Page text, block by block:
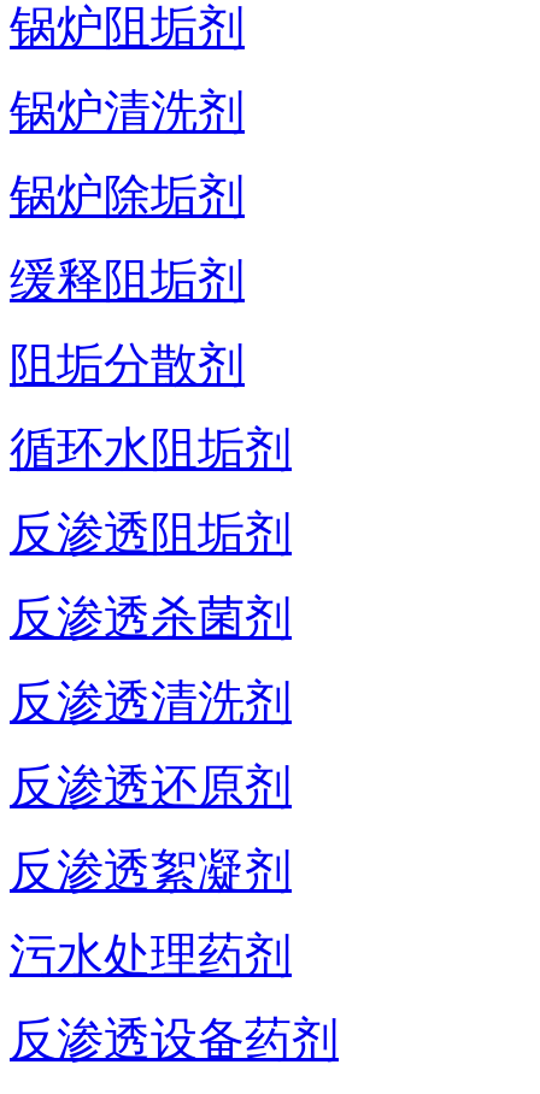
锅炉阻垢剂
锅炉清洗剂
锅炉除垢剂
缓释阻垢剂
阻垢分散剂
循环水阻垢剂
反渗透阻垢剂
反渗透杀菌剂
反渗透清洗剂
反渗透还原剂
反渗透絮凝剂
污水处理药剂
反渗透设备药剂